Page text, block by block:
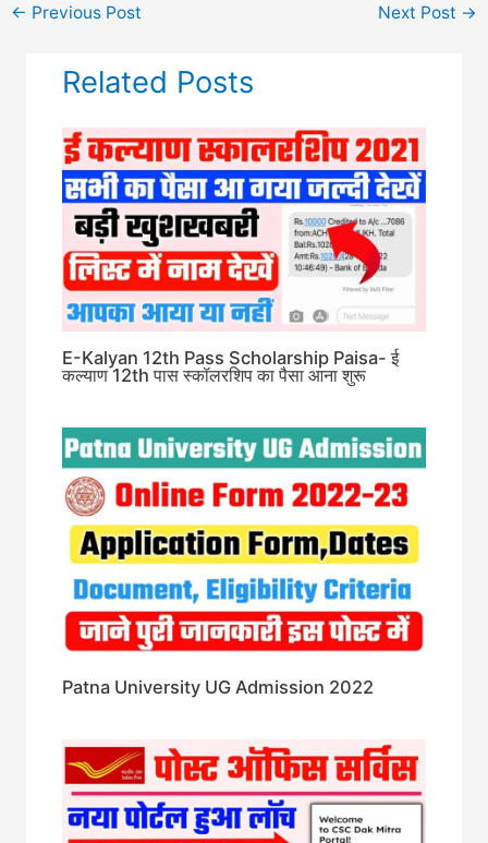
← Previous Post Next Post →
Related Posts
E-Kalyan 12th Pass Scholarship Paisa- ई
कल्याण 12th पास स्कॉलरशिप का पैसा आना शुरू
Patna University UG Admission 2022